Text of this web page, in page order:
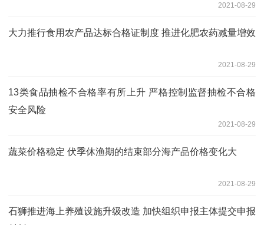
2021-08-29
大力推行食用农产品达标合格证制度 推进化肥农药减量增效
2021-08-29
13类食品抽检不合格率有所上升 严格控制监督抽检不合格
安全风险
2021-08-29
蔬菜价格稳定 伏季休渔期的结束部分海产品价格变化大
2021-08-29
石狮推进海上养殖设施升级改造 加快组织申报主体提交申报